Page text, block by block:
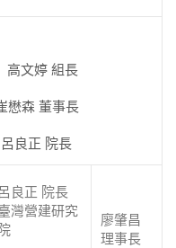
高文婷 組長
森 董事長
良正 院長
呂良正 院長
灣營建研究
院
廖肇昌
理事長